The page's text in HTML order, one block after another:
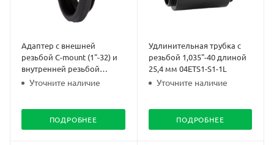
Адаптер с внешней
резьбой C-mount (1"-32) и
внутренней резьбой
1.035"-40 04TAC-S1-07L
Уточните наличие
ПОДРОБНЕЕ
Удлинительная трубка с
резьбой 1,035"-40 длиной
25,4 мм 04ETS1-S1-1L
Уточните наличие
ПОДРОБНЕЕ